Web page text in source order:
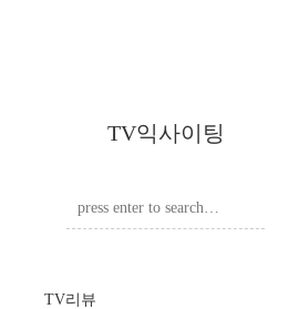
TV익사이팅
TV리뷰